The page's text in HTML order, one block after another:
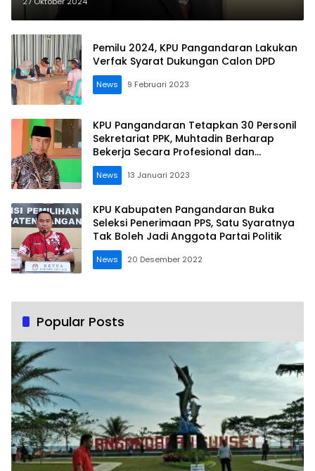
Pemilu 2024, KPU Pangandaran Lakukan
Verfak Syarat Dukungan Calon DPD
News 9 Februari 2023
KPU Pangandaran Tetapkan 30 Personil
Sekretariat PPK, Muhtadin Berharap
Bekerja Secara Profesional dan
Berintegritas
News 13 Januari 2023
KPU Kabupaten Pangandaran Buka
Seleksi Penerimaan PPS, Satu Syaratnya
Tak Boleh Jadi Anggota Partai Politik
News 20 Desember 2022
Popular Posts